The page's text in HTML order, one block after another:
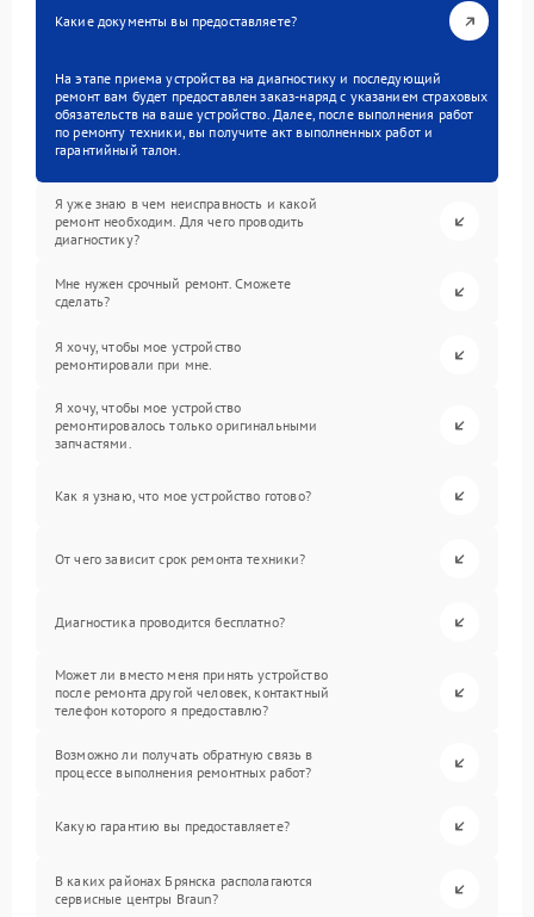
Какие документы вы предоставляете?
На этапе приема устройства на диагностику и последующий
ремонт вам будет предоставлен заказ-наряд с указанием страховых
обязательств на ваше устройство. Далее, после выполнения работ
по ремонту техники, вы получите акт выполненных работ и
гарантийный талон.
Я уже знаю в чем неисправность и какой
ремонт необходим. Для чего проводить
диагностику?
Мне нужен срочный ремонт. Сможете
сделать?
Я хочу, чтобы мое устройство
ремонтировали при мне.
Я хочу, чтобы мое устройство
ремонтировалось только оригинальными
запчастями.
Как я узнаю, что мое устройство готово?
От чего зависит срок ремонта техники?
Диагностика проводится бесплатно?
Может ли вместо меня принять устройство
после ремонта другой человек, контактный
телефон которого я предоставлю?
Возможно ли получать обратную связь в
процессе выполнения ремонтных работ?
Какую гарантию вы предоставляете?
В каких районах Брянска располагаются
сервисные центры Braun?